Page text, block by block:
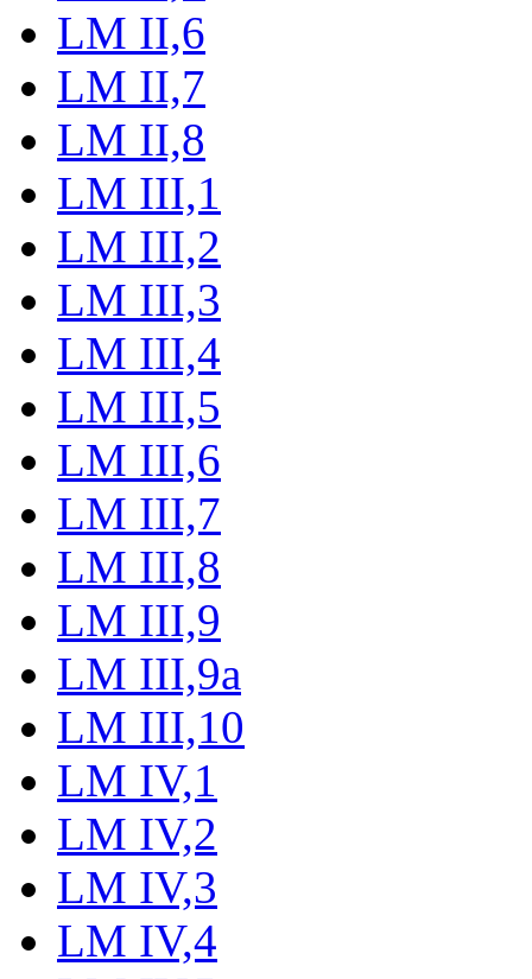
LM II,6
LM II,7
LM II,8
LM III,1
LM III,2
LM III,3
LM III,4
LM III,5
LM III,6
LM III,7
LM III,8
LM III,9
LM III,9a
LM III,10
LM IV,1
LM IV,2
LM IV,3
LM IV,4